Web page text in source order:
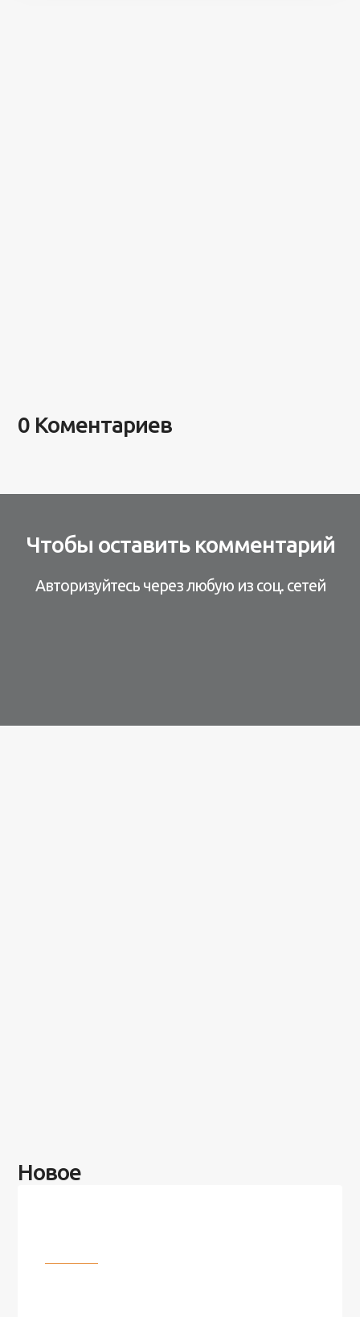
0 Коментариев
Чтобы оставить комментарий
Авторизуйтесь через любую из соц. сетей
Новое